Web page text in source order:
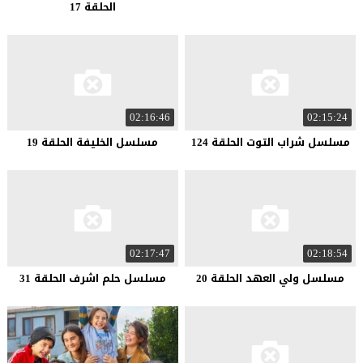
الحلقة 17
02:15:24
مسلسل شراب التوت الحلقة 124
02:16:46
مسلسل الخليفة الحلقة 19
02:18:54
مسلسل ولي العهد الحلقة 20
02:17:47
مسلسل حلم اشرف الحلقة 31